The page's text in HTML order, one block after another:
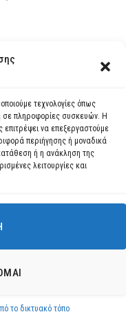
τεχνολογίες όπως
σε πληροφορίες συσκευών. Η
επιτρέψει να επεξεργαστούμε
περιήγησης ή μοναδικά
ή η ανάκληση της
λειτουργίες και
το δικτυακό τόπο
τη βέλτιστη εμπειρία